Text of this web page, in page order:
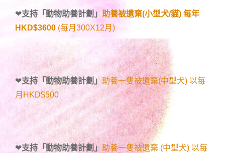
❤支持「動物助養計劃 」 助養被遺棄(小型犬/貓) 每年
HKD$3600 (每月300X12月)
❤支持「動物助養計劃 」 助養一隻被遺棄(中型犬) 以每
月HKD$500
❤支持「動物助養計劃 」 助養一隻被遺棄 (中型犬) 以每